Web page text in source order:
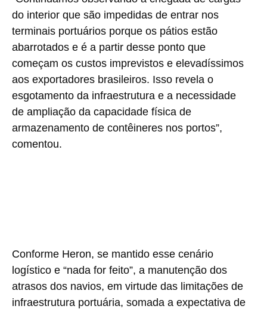
do interior que são impedidas de entrar nos
terminais portuários porque os pátios estão
abarrotados e é a partir desse ponto que
começam os custos imprevistos e elevadíssimos
aos exportadores brasileiros. Isso revela o
esgotamento da infraestrutura e a necessidade
de ampliação da capacidade física de
armazenamento de contêineres nos portos”,
comentou.
Conforme Heron, se mantido esse cenário
logístico e “nada for feito”, a manutenção dos
atrasos dos navios, em virtude das limitações de
infraestrutura portuária, somada a expectativa de